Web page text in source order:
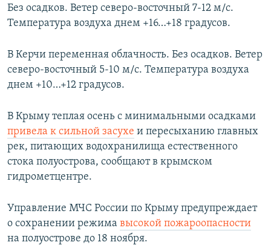
Без осадков. Ветер северо-восточный 7-12 м/с.
Температура воздуха днем +16…+18 градусов.
В Керчи переменная облачность. Без осадков. Ветер
северо-восточный 5-10 м/с. Температура воздуха
днем +10…+12 градусов.
В Крыму теплая осень с минимальными осадками
привела к сильной засухе и пересыханию главных
рек, питающих водохранилища естественного
стока полуострова, сообщают в крымском
гидрометцентре.
Управление МЧС России по Крыму предупреждает
о сохранении режима высокой пожароопасности
на полуострове до 18 ноября.